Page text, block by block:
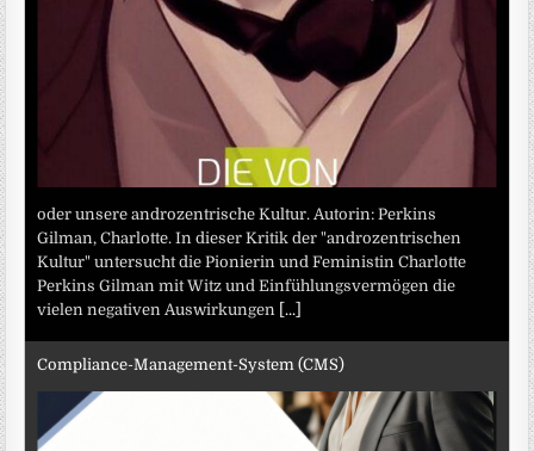
oder unsere androzentrische Kultur. Autorin: Perkins
Gilman, Charlotte. In dieser Kritik der "androzentrischen
Kultur" untersucht die Pionierin und Feministin Charlotte
Perkins Gilman mit Witz und Einfühlungsvermögen die
vielen negativen Auswirkungen
[...]
Compliance-Management-System (CMS)